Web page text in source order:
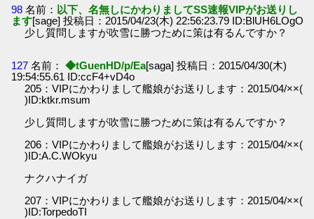
98 名前： 以下、名無しにかわりましてSS速報VIPがお送りし
ます[sage] 投稿日：2015/04/23(木) 22:56:23.79 ID:BlUH6LOgO
少し質問しますが吹雪に勝つために策は有るんですか？
127 名前： ◆tGuenHD/p/Ea[saga] 投稿日：2015/04/30(木)
19:54:55.61 ID:ccF4+vD4o
205：VIPにかわりまして艦娘がお送りします：2015/04/××(
)ID:ktkr.msum
少し質問しますが吹雪に勝つために策は有るんですか？
206：VIPにかわりまして艦娘がお送りします：2015/04/××(
)ID:A.C.WOkyu
ナクハナイガ
207：VIPにかわりまして艦娘がお送りします：2015/04/××(
)ID:TorpedoTI